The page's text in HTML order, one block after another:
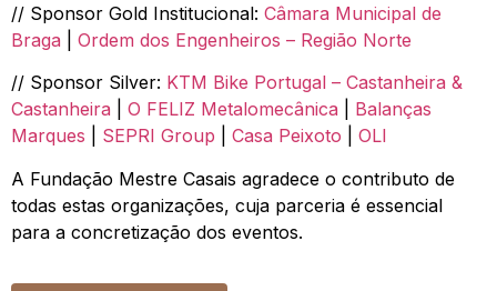
// Sponsor Gold Institucional: Câmara Municipal de
Braga
Ordem dos Engenheiros – Região Norte
// Sponsor Silver: KTM Bike Portugal – Castanheira &
Castanheira
O FELIZ Metalomecânica
Balanças
Marques
SEPRI Group Casa Peixoto
OLI
A Fundação Mestre Casais agradece o contributo de
todas estas organizações, cuja parceria é essencial
para a concretização dos eventos.